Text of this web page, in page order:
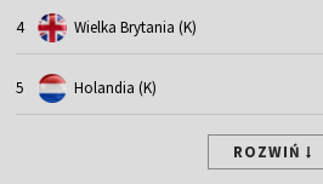
4 Wielka Brytania (K)
5 Holandia (K)
ROZWIŃ